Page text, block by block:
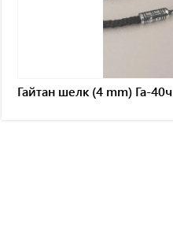
Гайтан шелк (4 mm) Га-40ч